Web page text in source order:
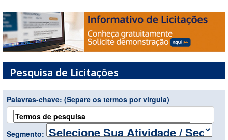
Pesquisa de Licitações
Palavras-chave: (Separe os termos por virgula)
Segmento: